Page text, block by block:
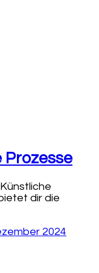
Prozesse
dir die
2024